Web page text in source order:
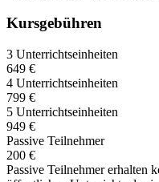
Kursgebühren
3 Unterrichtseinheiten
649 €
4 Unterrichtseinheiten
799 €
5 Unterrichtseinheiten
949 €
Passive Teilnehmer
200 €
Passive Teilnehmer erhalten